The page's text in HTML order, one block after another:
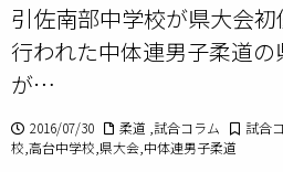
引佐南部中学校が県大会
行われた中体連男子柔道
が…
2016/07/30 柔道 ,試合コラム
試合
校,高台中学校,県大会,中体連男子柔道